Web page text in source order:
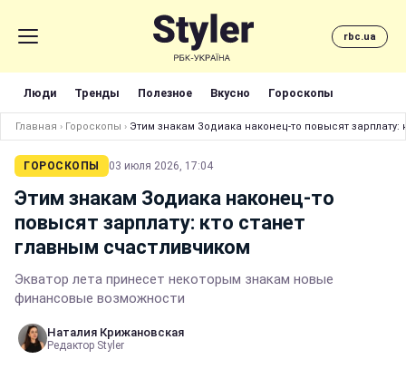
rbc.ua
Люди Тренды Полезное Вкусно Гороскопы
Главная › Гороскопы › Этим знакам Зодиака наконец-то повысят зарплату:
ГОРОСКОПЫ 03 июля 2026, 17:04
Этим знакам Зодиака наконец-то
повысят зарплату: кто станет
главным счастливчиком
Экватор лета принесет некоторым знакам новые
финансовые возможности
Наталия Крижановская
Редактор Styler